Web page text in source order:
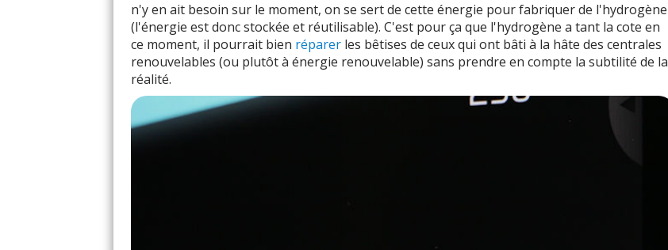
n'y en ait besoin sur le moment, on se sert de cette énergie pour fabriquer de l'hydrogène
(l'énergie est donc stockée et réutilisable). C'est pour ça que l'hydrogène a tant la cote en
ce moment, il pourrait bien réparer les bêtises de ceux qui ont bâti à la hâte des centrales
renouvelables (ou plutôt à énergie renouvelable) sans prendre en compte la subtilité de la
réalité.